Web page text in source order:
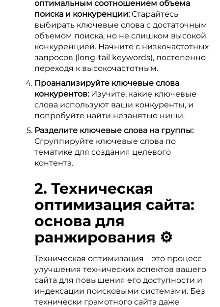
оптимальным соотношением объема
поиска и конкуренции:Старайтесь
выбирать ключевые слова с достаточным
объемом поиска, но не слишком высокой
конкуренцией. Начните с низкочастотных
запросов (long-tail keywords), постепенно
переходя к высокочастотным.
Проанализируйте ключевые слова
конкурентов:Изучите, какие ключевые
слова используют ваши конкуренты, и
попробуйте найти незанятые ниши.
Разделите ключевые слова на группы:
Сгруппируйте ключевые слова по
тематике для создания целевого
контента.
2. Техническая
оптимизация сайта:
основа для
ранжирования ⚙️
Техническая оптимизация – это процесс
улучшения технических аспектов вашего
сайта для повышения его доступности и
индексации поисковыми системами. Без
технически грамотного сайта даже